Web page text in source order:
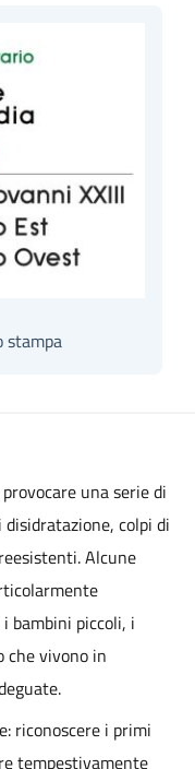
stampa
una serie di
colpi di
Alcune
bambini piccoli, i
che vivono in
riconoscere i primi
tempestivamente